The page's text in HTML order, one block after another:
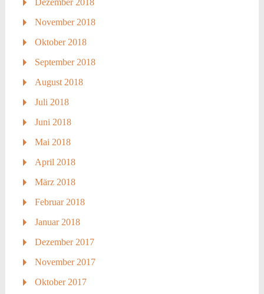
Dezember 2018
November 2018
Oktober 2018
September 2018
August 2018
Juli 2018
Juni 2018
Mai 2018
April 2018
März 2018
Februar 2018
Januar 2018
Dezember 2017
November 2017
Oktober 2017